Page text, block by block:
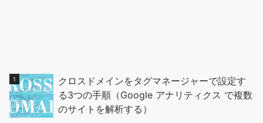
クロスドメインをタグマネージャーで設定す
る3つの手順（Google アナリティクス で複数
のサイトを解析する）